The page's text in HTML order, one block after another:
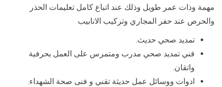
مهمة وذات عمر طويل وذلك عند اتباع كامل تعليمات الحذر
والحرص عند حفر المجاري وتركيب الانابيب
تمديد صحي حديث.
فني تمديد صحي مدرب ومتمرس على العمل بحرفية
واتقان.
ادوات ووسائل عمل حديثة تقني و فنى صحة الشهداء.